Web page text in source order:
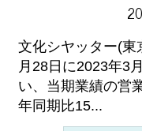
文化シヤッター(東
月28日に2023年3
い、当期業績の営
年同期比15...